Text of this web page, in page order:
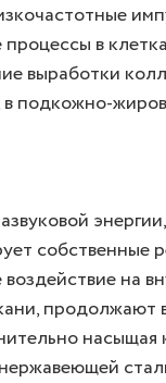
в
выработки
в подкожно-
собственные
на
продолжают